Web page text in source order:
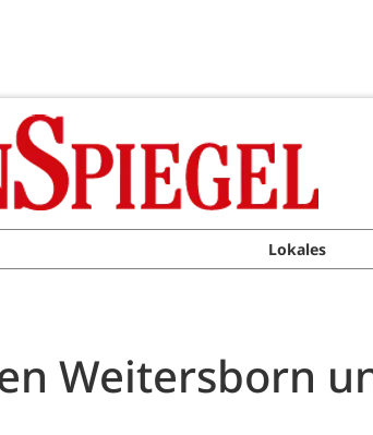
Lokales
Weitersborn